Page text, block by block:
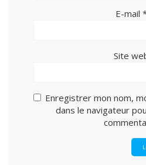
E-mail
Site
Enregistrer mon nom,
dans le navigateur